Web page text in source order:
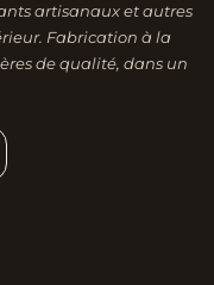
artisanaux et autres
Fabrication à la
de qualité, dans un